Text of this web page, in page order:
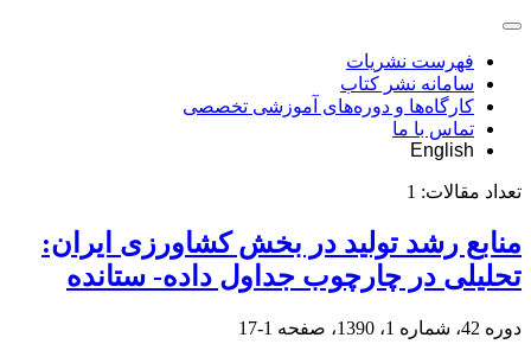
فهرست نشریات
سامانه نشر کتاب
کارگاه‌ها و دوره‌های آموزشی تخصصی
تماس با ما
English
تعداد مقالات: 1
منابع رشد تولید در بخش کشاورزی ایران:
تحلیلی در چارچوب جداول داده- ستانده
دوره 42، شماره 1، 1390، صفحه 1-17